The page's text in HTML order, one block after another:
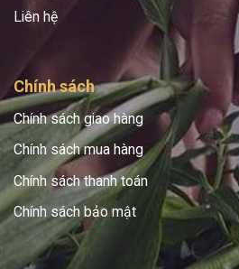
Liên hệ
Chính sách
Chính sách giao hàng
Chính sách mua hàng
Chính sách thanh toán
Chính sách bảo mật